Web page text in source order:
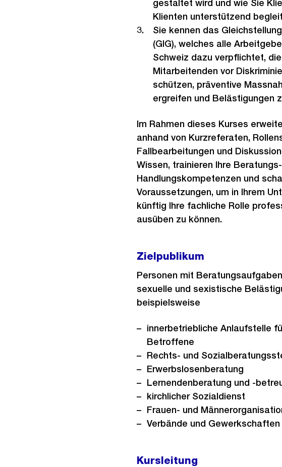
gestaltet wird und wie Sie
Klienten unterstützend
Sie kennen das
(GIG), welches alle
Schweiz dazu verpflichtet,
Mitarbeitenden vor
schützen, präventive
ergreifen und Belästigungen
Im Rahmen dieses Kurses
anhand von Kurzreferaten,
Fallbearbeitungen und
Wissen, trainieren Ihre
Handlungskompetenzen und
Voraussetzungen, um in Ihrem
künftig Ihre fachliche Rolle
ausüben zu können.
Zielpublikum
Personen mit
sexuelle und sexistische
beispielsweise
innerbetriebliche Anlaufstelle
Betroffene
Rechts- und
Erwerbslosenberatung
Lernendenberatung und -
kirchlicher Sozialdienst
Frauen- und
Verbände und Gewerkschaften
Kursleitung